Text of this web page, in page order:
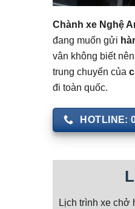
Chành xe Nghệ
đang muốn gửi
vân không biết
trung chuyển của
đi toàn quốc.
HOTLINE:
Lịch trình xe chở